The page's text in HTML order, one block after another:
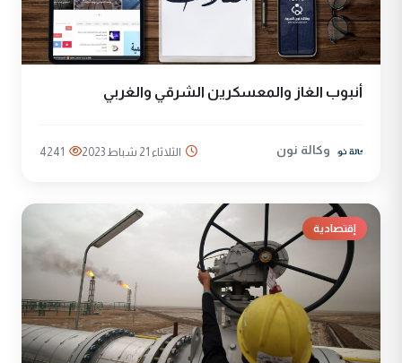
أنبوب الغاز والمعسكرين الشرقي والغربي
وكالة نون الثلاثاء 21 شباط 2023 4241
إقتصادية